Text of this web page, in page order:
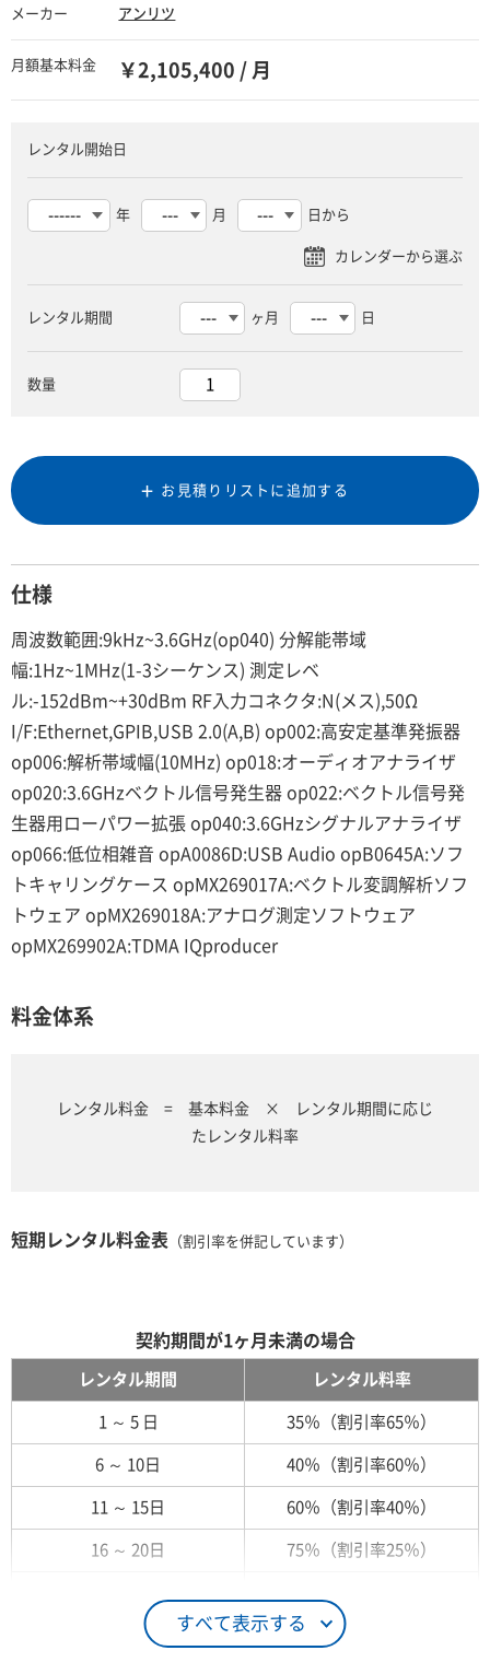
メーカー アンリツ
月額基本料金 ￥2,105,400 / 月
レンタル開始日
年 月 日から
レンタル期間 ヶ月 日
数量
お見積りリストに追加する
仕様
周波数範囲:9kHz~3.6GHz(op040) 分解能帯域
幅:1Hz~1MHz(1-3シーケンス) 測定レベ
ル:-152dBm~+30dBm RF入力コネクタ:N(メス),50Ω
I/F:Ethernet,GPIB,USB 2.0(A,B) op002:高安定基準発振器
op006:解析帯域幅(10MHz) op018:オーディオアナライザ
op020:3.6GHzベクトル信号発生器 op022:ベクトル信号発
生器用ローパワー拡張 op040:3.6GHzシグナルアナライザ
op066:低位相雑音 opA0086D:USB Audio opB0645A:ソフ
トキャリングケース opMX269017A:ベクトル変調解析ソフ
トウェア opMX269018A:アナログ測定ソフトウェア
opMX269902A:TDMA IQproducer
料金体系
レンタル料金 = 基本料金 × レンタル期間に応じ
たレンタル料率
短期レンタル料金表 （割引率を併記しています）
すべて表示する
契約期間が1ヶ月未満の場合
レンタル期間 レンタル料率
1 ～ 5 日 35％（割引率65％）
6 ～ 10日 40％（割引率60％）
11 ～ 15日 60％（割引率40％）
16 ～ 20日 75％（割引率25％）
26日 ～ 1ヶ月 100％（割引率 0％）